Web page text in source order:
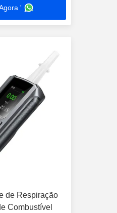
'
de Respiração
Combustível